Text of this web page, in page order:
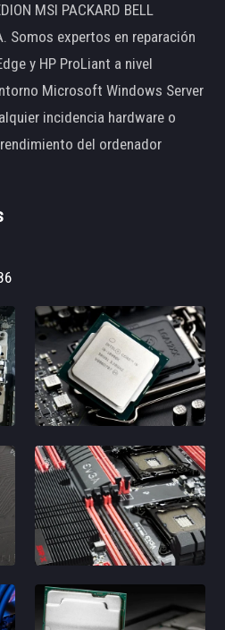
MSI PACKARD BELL
Somos expertos en reparación
y HP ProLiant a nivel
Microsoft Windows Server
incidencia hardware o
del ordenador